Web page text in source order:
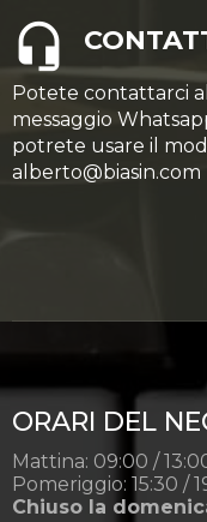
Potete contattarci
messaggio
potrete usare il
alberto@biasin.com
ORARI DEL
Mattina: 09:00 /
Pomeriggio: 15:30 /
Chiuso la